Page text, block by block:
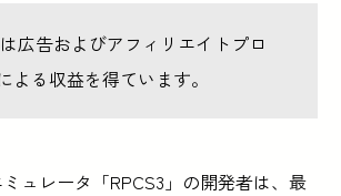
広告およびアフィリエイトプロ
よる収益を得ています。
ュレータ「RPCS3」の開発者は、最